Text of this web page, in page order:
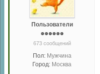
Пользователи
673 сообщений
Пол: Мужчина
Город: Москва